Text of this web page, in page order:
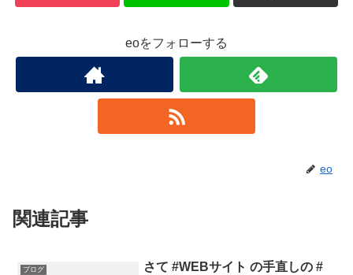
eoをフォローする
eo
関連記事
ブログ
さて #WEBサイト の手直しの #